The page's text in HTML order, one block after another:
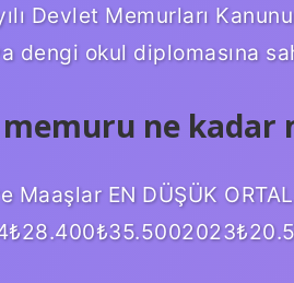
Devlet Memurları
dengi okul diplomasına
ne kadar
Maaşlar EN DÜŞÜK